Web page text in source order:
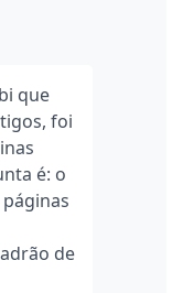
que
foi
é: o
de